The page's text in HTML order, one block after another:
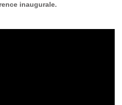
inaugurale.